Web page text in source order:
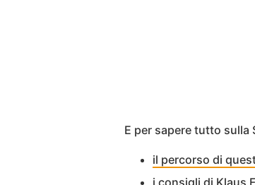
E per sapere tutto sulla
il percorso di
i consigli di Klaus